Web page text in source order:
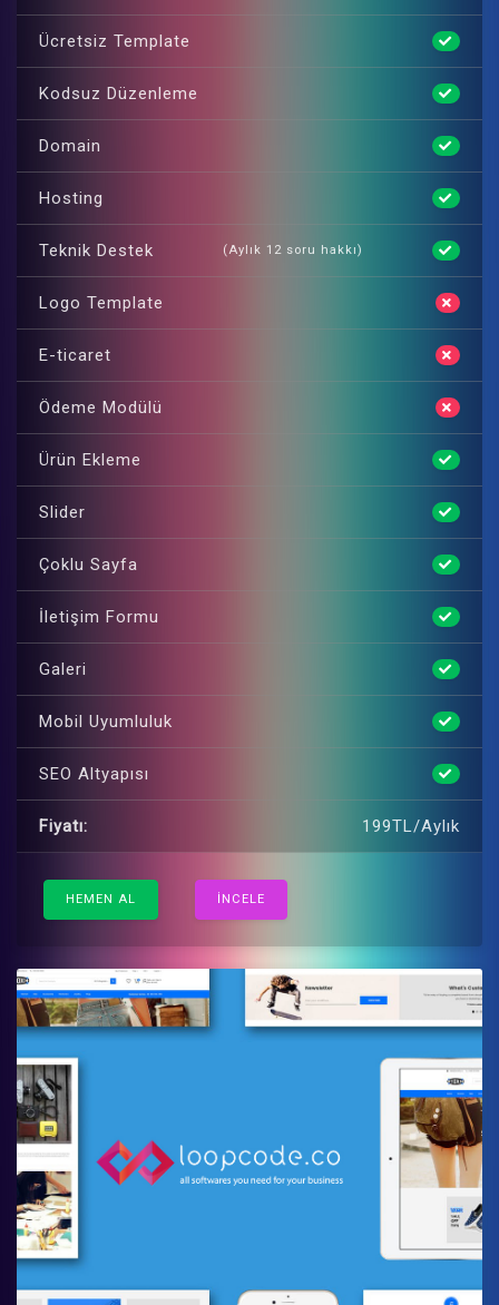
Ücretsiz Template
Kodsuz Düzenleme
Domain
Hosting
Teknik Destek (Aylık 12 soru hakkı)
Logo Template
E-ticaret
Ödeme Modülü
Ürün Ekleme
Slider
Çoklu Sayfa
İletişim Formu
Galeri
Mobil Uyumluluk
SEO Altyapısı
Fiyatı: 199TL/Aylık
HEMEN AL İNCELE